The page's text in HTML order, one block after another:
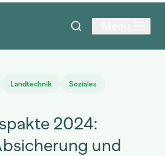
Landtechnik Soziales
2024:
und